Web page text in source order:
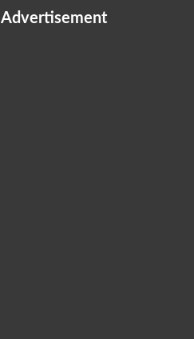
Advertisement